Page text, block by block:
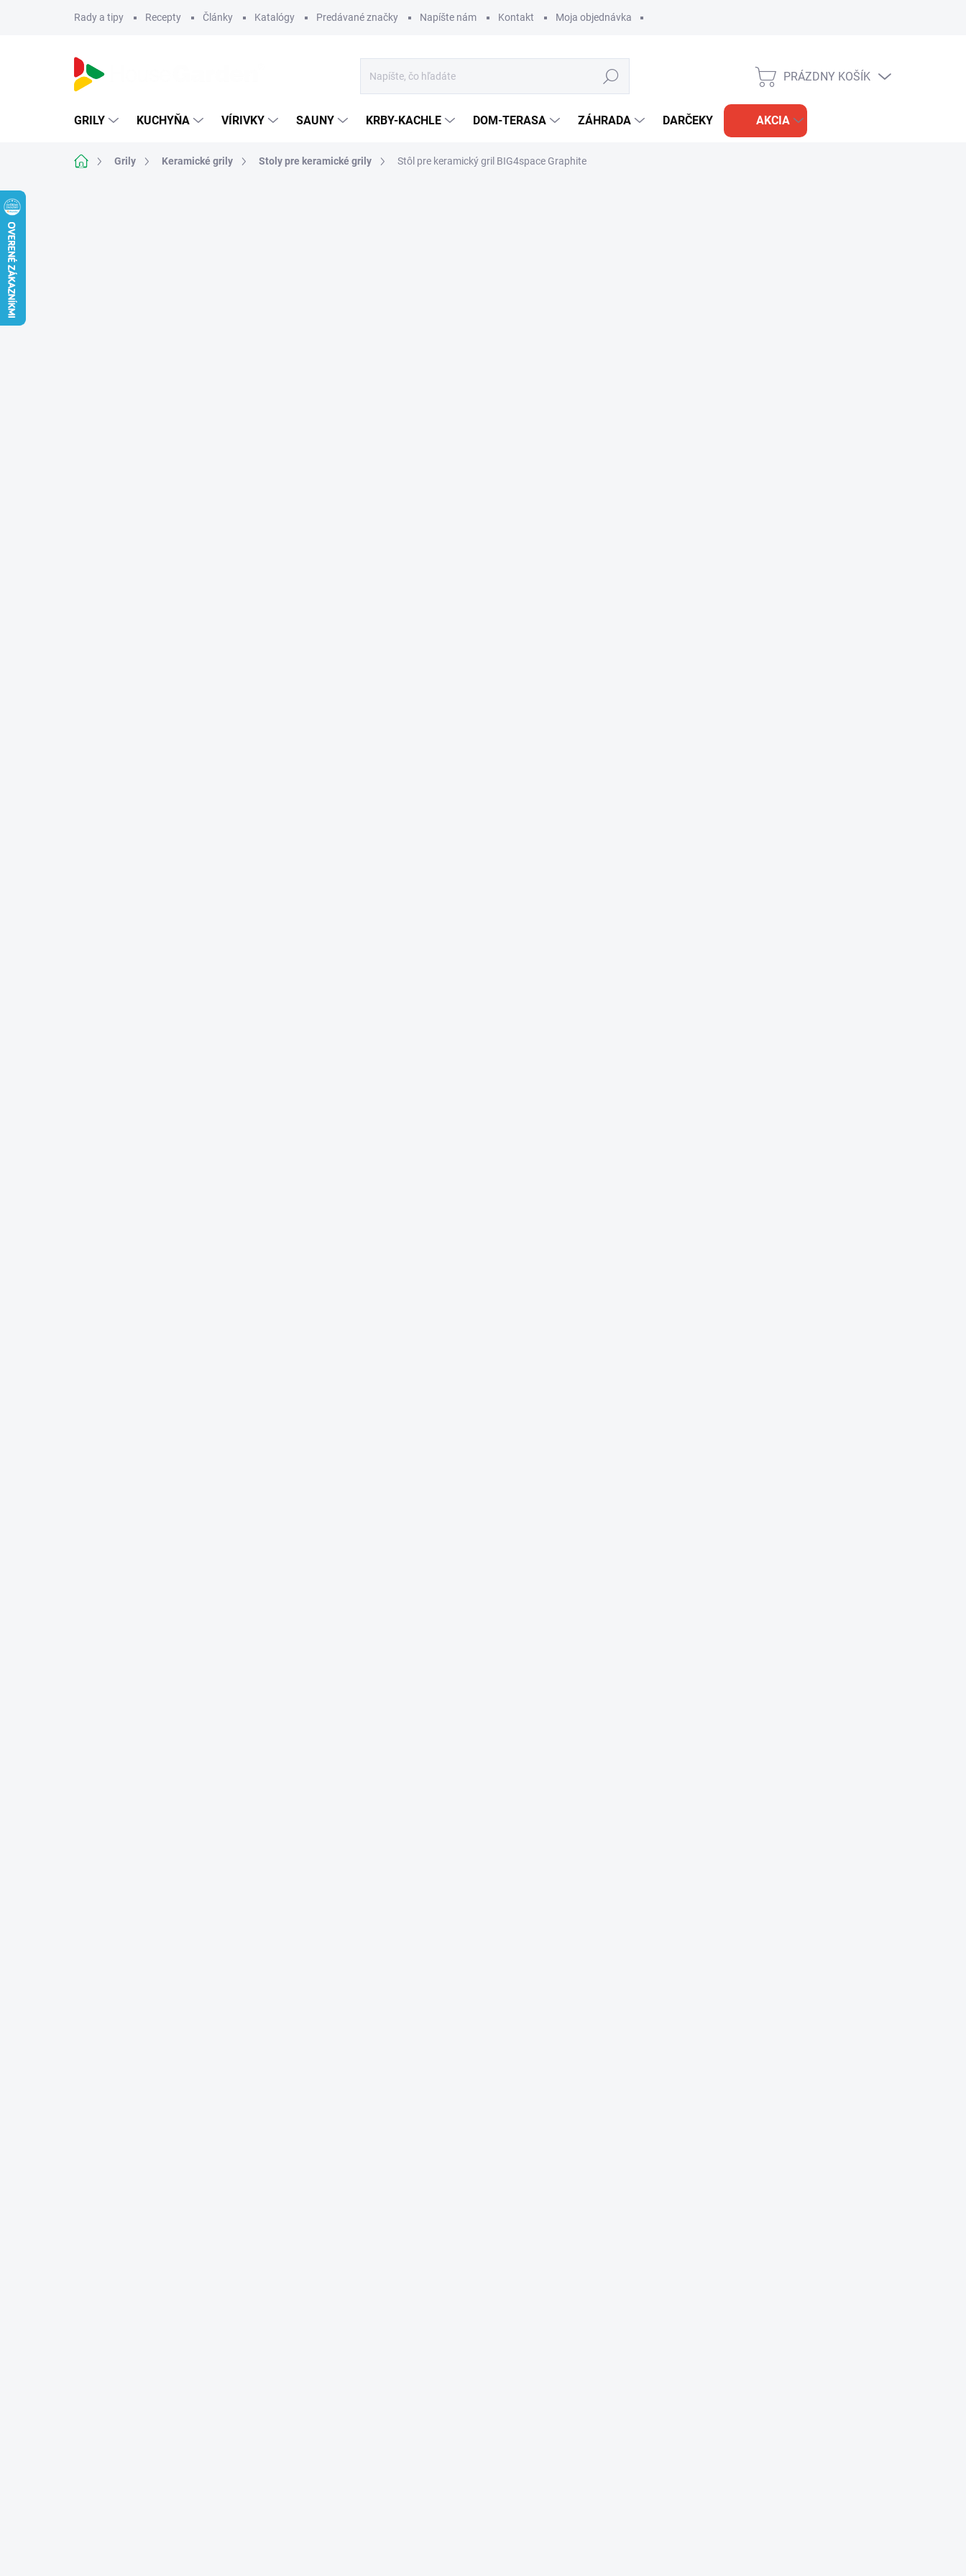
Rady a tipy Recepty Články Katalógy Predávané značky Napíšte nám Kontakt Moja objednávka
Hľadať
NÁKUPNÝ
PRÁZDNY KOŠÍK
GRILY KUCHYŇA VÍRIVKY SAUNY KRBY-KACHLE DOM-TERASA ZÁHRADA DARČEKY AKCIA
DomovGrily Keramické grily Stoly pre keramické grily Stôl pre keramický gril BIG4space Graphite